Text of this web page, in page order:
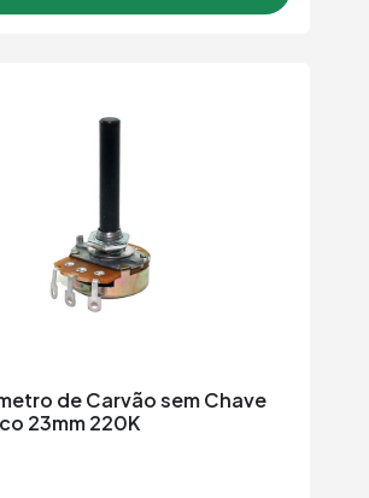
de Carvão sem Chave
23mm 220K